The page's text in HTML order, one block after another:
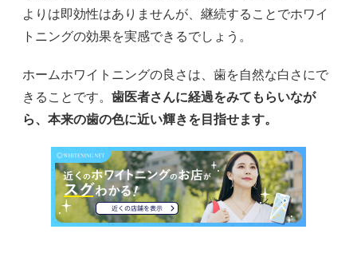
よりは即効性はありませんが、継続することでホワイ
トニングの効果を実感できるでしょう。
ホームホワイトニングの良さは、歯を自然な白さにで
きることです。 歯医者さんに経過をみてもらいなが
ら、本来の歯の色に近い輝きを目指せます。